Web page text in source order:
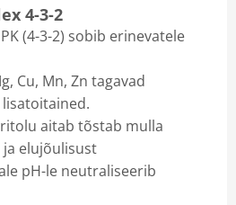
4-3-2
(4-3-2) sobib erinevatele
Cu, Mn, Zn tagavad
aitab tõstab mulla
elujõulisust
pH-le neutraliseerib